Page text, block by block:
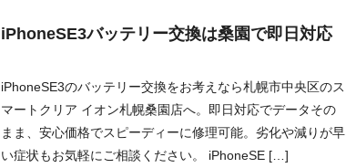
iPhoneSE3バッテリー交換は桑園で即日対応
iPhoneSE3のバッテリー交換をお考えなら札幌市中央区のス
マートクリア イオン札幌桑園店へ。即日対応でデータその
まま、安心価格でスピーディーに修理可能。劣化や減りが早
い症状もお気軽にご相談ください。 iPhoneSE […]